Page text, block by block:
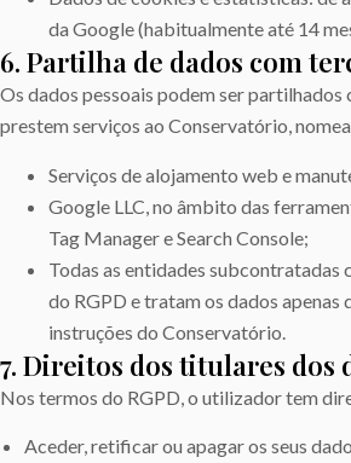
da Google (habitualmente até 14
6. Partilha de dados com
Os dados pessoais podem ser partilhados
prestem serviços ao Conservatório,
Serviços de alojamento web e
Google LLC, no âmbito das
Tag Manager e Search Console;
Todas as entidades subcontratadas
do RGPD e tratam os dados apenas
instruções do Conservatório.
7. Direitos dos titulares dos
Nos termos do RGPD, o utilizador tem
Aceder, retificar ou apagar os seus